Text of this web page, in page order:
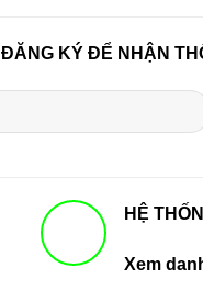
ĐĂNG KÝ ĐỂ NHẬN
HỆ
Xem